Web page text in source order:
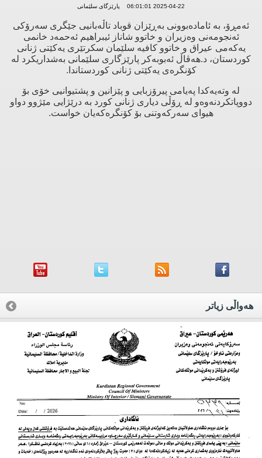
2025-04-22 06:01:01 پارێزگای سلێمانی
ئەمڕۆ، بە ئامادەبوونی بەڕێزان قوباد تاڵەبانیی جێگری سەرۆکی
ئەنجومەنی وەزیران و خاتوو شاناز ئیبراهیم ئەحمەد خانمی
یەکەمی عیراق و خاتوو کافیە سلێمان سکرتێری یەکێتی ژنانی
کوردستان، د.هەڤاڵ ئەبوبەکر پارێزگاری سلێمانی بەشداریکرد لە
کۆنگرەی یەکێتی ژنانی کوردستاندا.
لە وتەیەکدا پەیامی پیرۆزبایی و پێزانین و پشتیوانیی خۆی بۆ
دووپاتکردنەوەو لە ڕۆڵی دیاری ژنانی کورد بە درێژایی مێژوو دواو
هیوای سەرکەوتنی بۆ کۆنگرەکەیان خواست.
هه‌واڵی زیاتر